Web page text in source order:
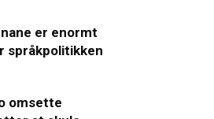
er enormt
språkpolitikken
omsette